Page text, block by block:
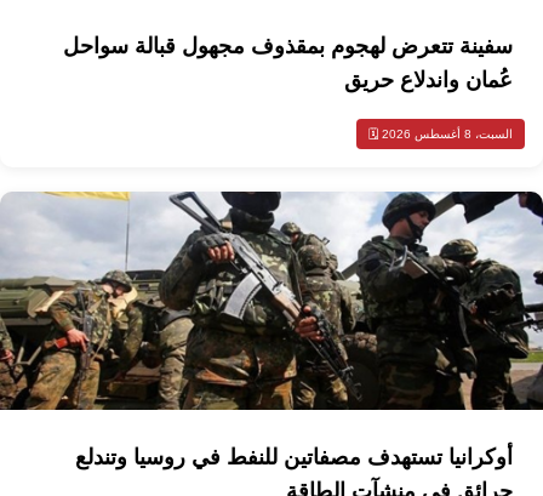
سفينة تتعرض لهجوم بمقذوف مجهول قبالة سواحل
عُمان واندلاع حريق
السبت، 8 أغسطس 2026 🗓️
أوكرانيا تستهدف مصفاتين للنفط في روسيا وتندلع
حرائق في منشآت الطاقة